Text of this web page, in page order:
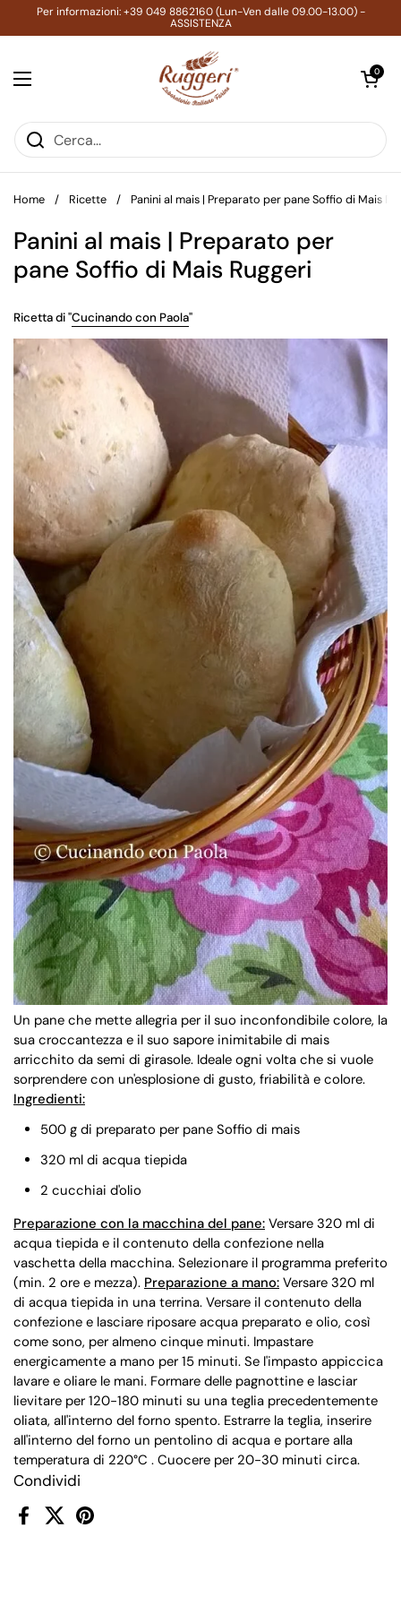
Passa ai contenuti
Per informazioni: +39 049 8862160 (Lun-Ven dalle 09.00-13.00) -
ASSISTENZA
Apri menu
Apri carrello
0
Home / Ricette / Panini al mais | Preparato per pane Soffio di Mais
Panini al mais | Preparato per
pane Soffio di Mais Ruggeri
Condividi
FacebookX (Twitter)Pinterest
Ricetta di "Cucinando con Paola"
Un pane che mette allegria per il suo inconfondibile colore, la
sua croccantezza e il suo sapore inimitabile di mais
arricchito da semi di girasole. Ideale ogni volta che si vuole
sorprendere con un'esplosione di gusto, friabilità e colore.
Ingredienti:
500 g di preparato per pane Soffio di mais
320 ml di acqua tiepida
2 cucchiai d'olio
Preparazione con la macchina del pane: Versare 320 ml di
acqua tiepida e il contenuto della confezione nella
vaschetta della macchina. Selezionare il programma preferito
(min. 2 ore e mezza). Preparazione a mano: Versare 320 ml
di acqua tiepida in una terrina. Versare il contenuto della
confezione e lasciare riposare acqua preparato e olio, così
come sono, per almeno cinque minuti. Impastare
energicamente a mano per 15 minuti. Se l'impasto appiccica
lavare e oliare le mani. Formare delle pagnottine e lasciar
lievitare per 120-180 minuti su una teglia precedentemente
oliata, all'interno del forno spento. Estrarre la teglia, inserire
all'interno del forno un pentolino di acqua e portare alla
temperatura di 220°C . Cuocere per 20-30 minuti circa.